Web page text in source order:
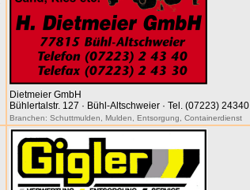
Dietmeier GmbH
Bühlertalstr. 127 · Bühl-Altschweier · Tel. (07223) 24340
Branchen:Schuttmulden ,Mulden ,Entsorgung ,Containerdienst